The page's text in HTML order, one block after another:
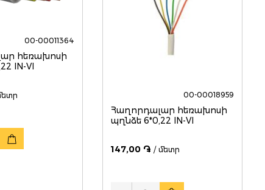
00-00011364
հեռախոսի
IN-VI
00-00018959
Հաղորդալար հեռախոսի
պղնձե 6*0,22 IN-VI
147,00 ֏ / մետր